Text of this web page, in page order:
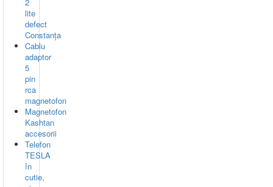
lite
defect
Constanța
Cablu
adaptor
5
pin
rca
magnetofon
Magnetofon
Kashtan
accesorii
Telefon
TESLA
în
cutie,